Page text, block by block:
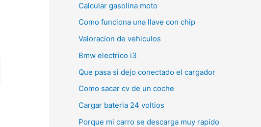
Calcular gasolina moto
Como funciona una llave con chip
Valoracion de vehiculos
Bmw electrico i3
Que pasa si dejo conectado el cargador
Como sacar cv de un coche
Cargar bateria 24 voltios
Porque mi carro se descarga muy rapido